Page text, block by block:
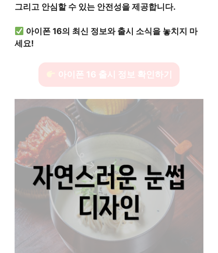
그리고 안심할 수 있는 안전성을 제공합니다.
아이폰 16의 최신 정보와 출시 소식을 놓치지 마
세요!
아이폰 16 출시 정보 확인하기